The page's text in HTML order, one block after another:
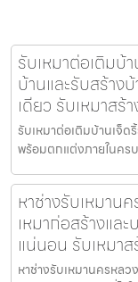
รับเหมาต่อเติมบ้
บ้านและรับสร้าง
เดียว รับเหมาสร้
รับเหมาต่อเติมบ้านเจ็ด
พร้อมตกแต่งภายในคร
หาช่างรับเหมาน
เหมาก่อสร้างแล
แน่นอน รับเหมา
หาช่างรับเหมานครหล